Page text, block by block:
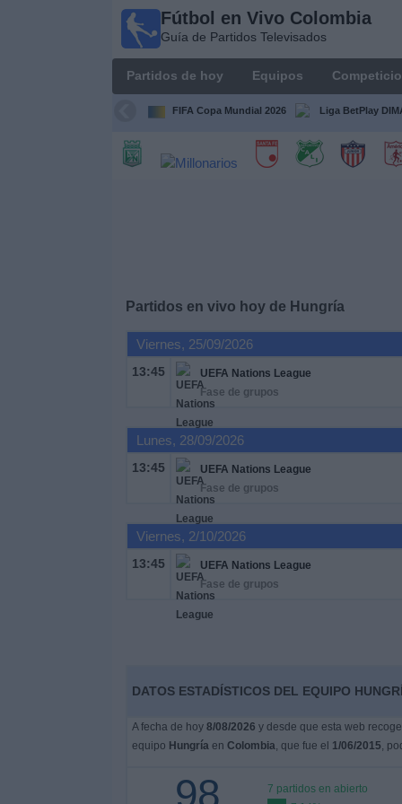
Fútbol en Vivo Colombia
Guía de Partidos Televisados
Partidos de hoy Equipos
FIFA Copa Mundial 2026 Liga BetPlay
Partidos en vivo hoy de Hungría
Viernes, 25/09/2026
13:45
UEFA Nations League
Fase de grupos
Lunes, 28/09/2026
13:45
UEFA Nations League
Fase de grupos
Viernes, 2/10/2026
13:45
UEFA Nations League
Fase de grupos
DATOS ESTADÍSTICOS DEL EQUIPO
A fecha de hoy 8/08/2026 y desde que esta web
equipo Hungríaen Colombia, que fue el 1/06/2015,
98
7 partidos en abierto
Fútbol en
Colombia